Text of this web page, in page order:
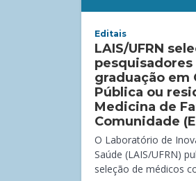
Editais
LAIS/UFRN
pesquisadores
graduação em
Pública ou
Medicina de
Comunidade
O Laboratório de
Saúde (LAIS/UFRN)
seleção de médicos